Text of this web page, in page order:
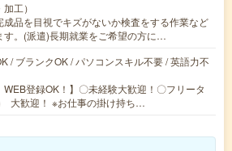
工）
成品を目視でキズがないか検査をする作業など
す。(派遣)長期就業をご希望の方に…
/ ブランクOK / パソコンスキル不要 / 英語力不
WEB登録OK！】〇未経験大歓迎！〇フリータ
大歓迎！ ※お仕事の掛け持ち…